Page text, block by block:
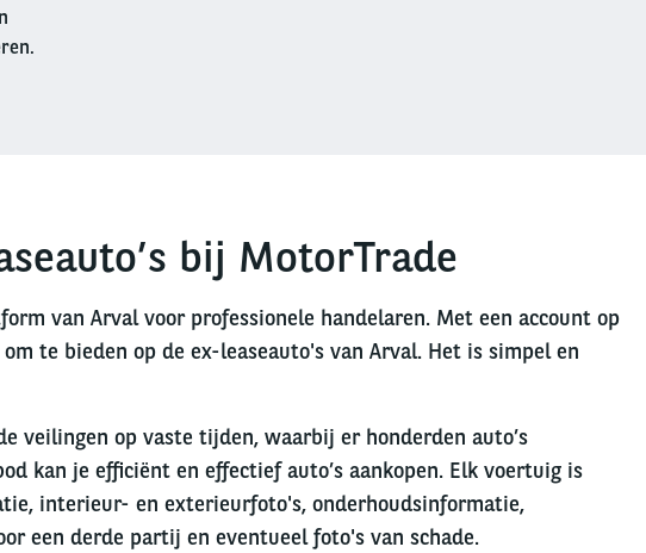
bij MotorTrade
van Arval voor professionele handelaren. Met een account op
te bieden op de ex-leaseauto's van Arval. Het is simpel en
veilingen op vaste tijden, waarbij er honderden auto’s
kan je efficiënt en effectief auto’s aankopen. Elk voertuig is
interieur- en exterieurfoto's, onderhoudsinformatie,
een derde partij en eventueel foto's van schade.